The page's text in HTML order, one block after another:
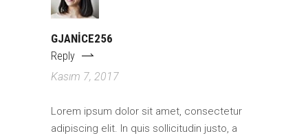
GJANICE256
Reply
Kasım 7, 2017
Lorem ipsum dolor sit amet, consectetur
adipiscing elit. In quis sollicitudin justo, a